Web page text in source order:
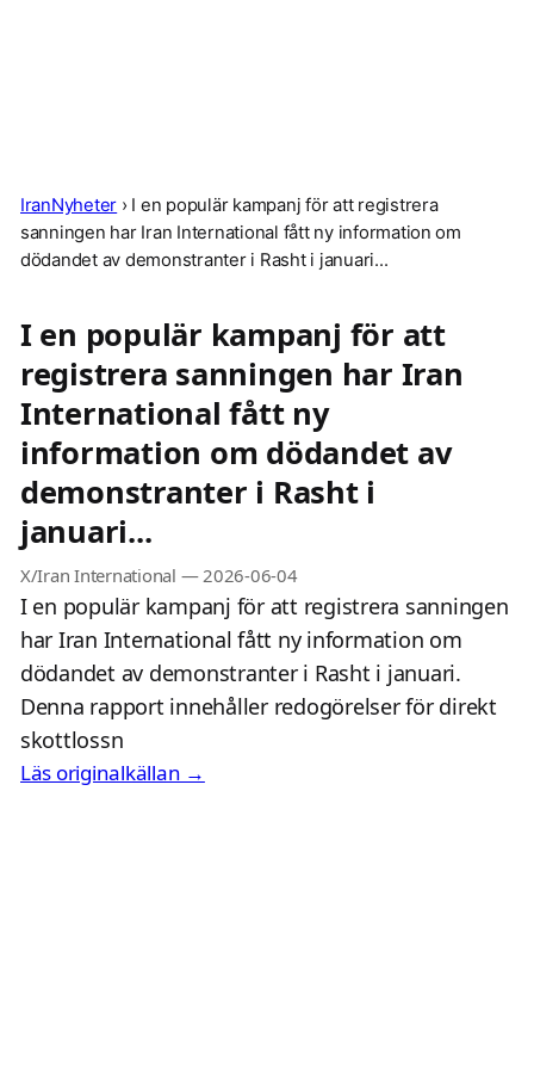
IranNyheter › I en populär kampanj för att registrera
sanningen har Iran International fått ny information om
dödandet av demonstranter i Rasht i januari...
I en populär kampanj för att
registrera sanningen har Iran
International fått ny
information om dödandet av
demonstranter i Rasht i
januari...
X/Iran International — 2026-06-04
I en populär kampanj för att registrera sanningen
har Iran International fått ny information om
dödandet av demonstranter i Rasht i januari.
Denna rapport innehåller redogörelser för direkt
skottlossn
Läs originalkällan →